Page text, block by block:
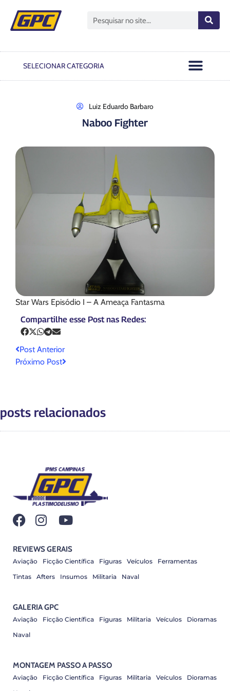
SELECIONAR CATEGORIA
Luiz Eduardo Barbaro
Naboo Fighter
Star Wars Episódio I – A Ameaça Fantasma
Compartilhe esse Post nas Redes:
Post Anterior
Próximo Post
posts relacionados
GALERIA GPC
Aviação Ficção Científica Figuras Militaria Veículos
Dioramas
Naval
REVIEWS GERAIS
Aviação Ficção Científica Figuras Veículos
Ferramentas
Tintas
Afters Insumos Militaria Naval
MONTAGEM PASSO A PASSO
Aviação Ficção Científica Figuras Militaria Veículos
Dioramas